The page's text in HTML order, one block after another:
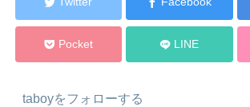
Pocket LINE
taboyをフォローする